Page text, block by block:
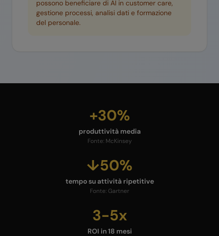
possono beneficiare di AI in customer care,
gestione processi, analisi dati e formazione
del personale.
+30%
produttività media
Fonte: McKinsey
↓50%
tempo su attività ripetitive
Fonte: Gartner
3-5x
ROI in 18 mesi